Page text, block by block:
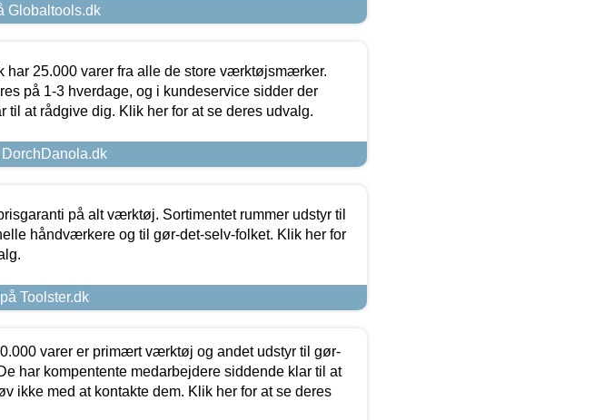
Globaltools.dk
har 25.000 varer fra alle de store værktøjsmærker.
på 1-3 hverdage, og i kundeservice sidder der
til at rådgive dig. Klik her for at se deres udvalg.
på alt værktøj. Sortimentet rummer udstyr til
håndværkere og til gør-det-selv-folket. Klik her for
Toolster.dk
varer er primært værktøj og andet udstyr til gør-
har kompentente medarbejdere siddende klar til at
ikke med at kontakte dem. Klik her for at se deres